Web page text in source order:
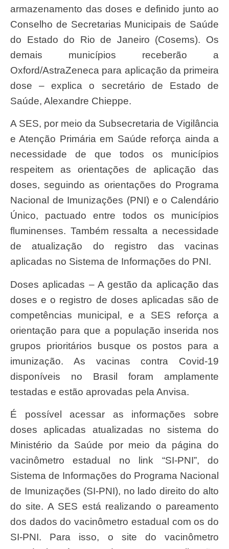
armazenamento das doses e definido junto ao
Conselho de Secretarias Municipais de Saúde
do Estado do Rio de Janeiro (Cosems). Os
demais municípios receberão a
Oxford/AstraZeneca para aplicação da primeira
dose – explica o secretário de Estado de
Saúde, Alexandre Chieppe.
A SES, por meio da Subsecretaria de Vigilância
e Atenção Primária em Saúde reforça ainda a
necessidade de que todos os municípios
respeitem as orientações de aplicação das
doses, seguindo as orientações do Programa
Nacional de Imunizações (PNI) e o Calendário
Único, pactuado entre todos os municípios
fluminenses. Também ressalta a necessidade
de atualização do registro das vacinas
aplicadas no Sistema de Informações do PNI.
Doses aplicadas – A gestão da aplicação das
doses e o registro de doses aplicadas são de
competências municipal, e a SES reforça a
orientação para que a população inserida nos
grupos prioritários busque os postos para a
imunização. As vacinas contra Covid-19
disponíveis no Brasil foram amplamente
testadas e estão aprovadas pela Anvisa.
É possível acessar as informações sobre
doses aplicadas atualizadas no sistema do
Ministério da Saúde por meio da página do
vacinômetro estadual no link “SI-PNI”, do
Sistema de Informações do Programa Nacional
de Imunizações (SI-PNI), no lado direito do alto
do site. A SES está realizando o pareamento
dos dados do vacinômetro estadual com os do
SI-PNI. Para isso, o site do vacinômetro